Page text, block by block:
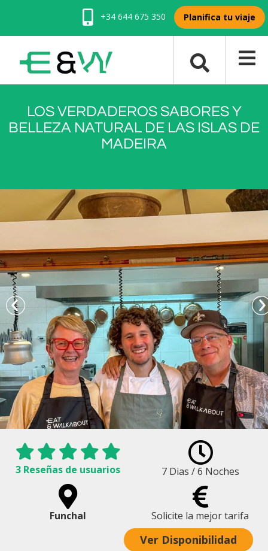
+34 644 675 350 Planifica tu viaje
LOS VERDADEROS SABORES Y
BELLEZA NATURAL DE LAS ISLAS DE
MADEIRA
3 Reseñas de usuarios 7 Dias / 6 Noches
Funchal Solicite la mejor tarifa
Ver Disponibilidad